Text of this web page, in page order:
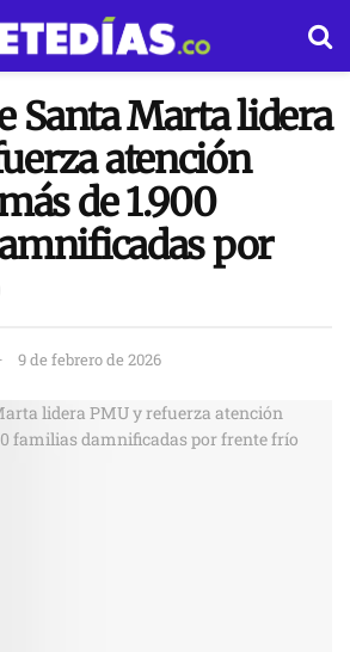
Santa Marta lidera
atención
de 1.900
por
9 de febrero de 2026